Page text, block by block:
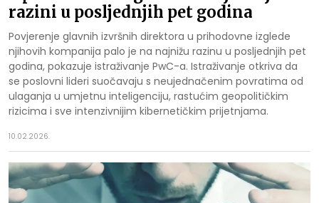
razini u posljednjih pet godina
Povjerenje glavnih izvršnih direktora u prihodovne izglede
njihovih kompanija palo je na najnižu razinu u posljednjih pet
godina, pokazuje istraživanje PwC-a. Istraživanje otkriva da
se poslovni lideri suočavaju s neujednačenim povratima od
ulaganja u umjetnu inteligenciju, rastućim geopolitičkim
rizicima i sve intenzivnijim kibernetičkim prijetnjama.
10.02.2026.